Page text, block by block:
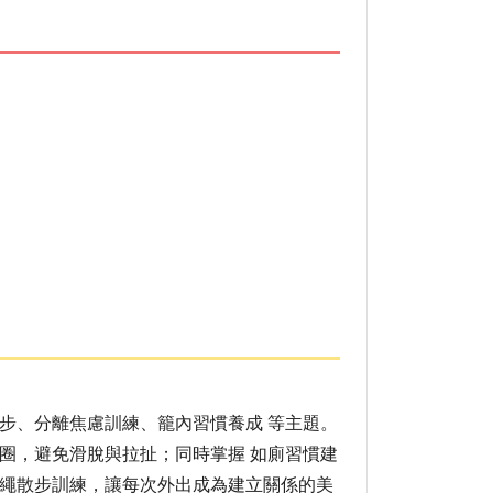
分離焦慮訓練、籠內習慣養成 等主題。
，避免滑脫與拉扯；同時掌握 如廁習慣建
散步訓練，讓每次外出成為建立關係的美